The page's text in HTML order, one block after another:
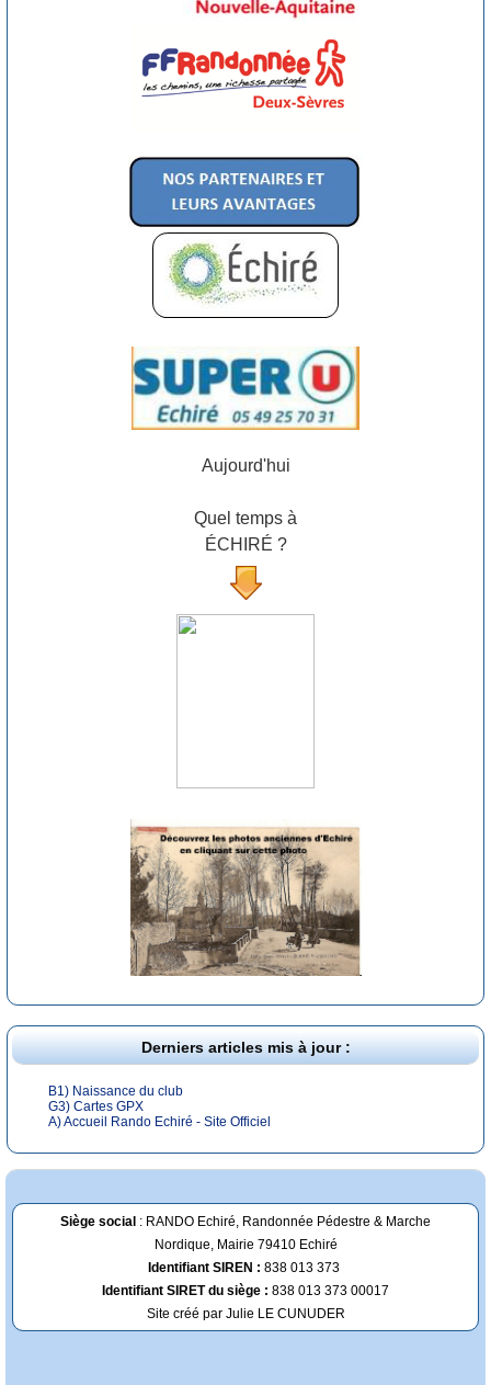
Aujourd'hui
Quel temps à
ÉCHIRÉ ?
Derniers articles mis à jour :
B1) Naissance du club
G3) Cartes GPX
A) Accueil Rando Echiré - Site Officiel
Siège social : RANDO Echiré, Randonnée Pédestre & Marche
Nordique, Mairie 79410 Echiré
Identifiant SIREN : 838 013 373
Identifiant SIRET du siège : 838 013 373 00017
Site créé par Julie LE CUNUDER